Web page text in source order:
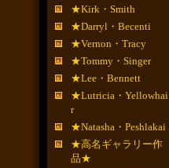
★Kirk・Smith
★Darryl・Becenti
★Vernon・Tracy
★Tommy・Singer
★Lee・Bennett
★Lutricia・Yellowhai
r
★Natasha・Peshlakai
★高名ギャラリー作
品★